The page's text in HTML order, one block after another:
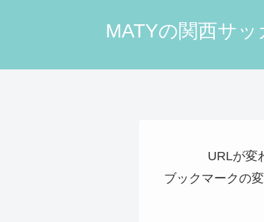
MATYの関西サ
URLが変
ブックマークの